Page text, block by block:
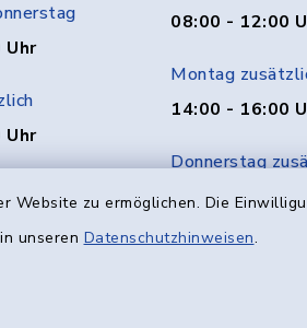
Website zu ermöglichen. Die
unseren Datenschutzhinweisen.
Uhr
Uhr
08:00 - 12:00
Montag
14:00 - 16:00
Donnerstag
14:00 - 18:00
Freitag